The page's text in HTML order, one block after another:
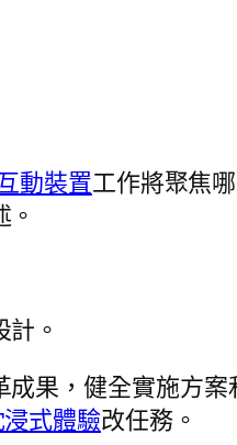
動裝置工作將聚焦
。
果，健全實施方
式體驗改任務。